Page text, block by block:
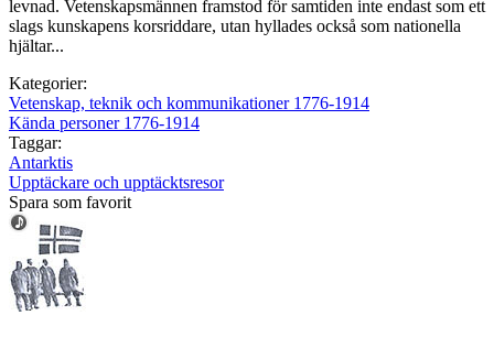
levnad. Vetenskapsmännen framstod för samtiden inte endast som ett
slags kunskapens korsriddare, utan hyllades också som nationella
hjältar...
Kategorier:
Vetenskap, teknik och kommunikationer 1776-1914
Kända personer 1776-1914
Taggar:
Antarktis
Upptäckare och upptäcktsresor
Spara som favorit